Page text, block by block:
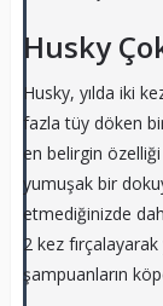
Husky
Husky, yılda iki
fazla tüy döken
en belirgin
yumuşak bir
etmediğinizde
2 kez fırçalayarak
şampuanların